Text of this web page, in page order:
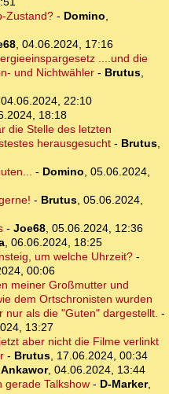
Zustand?- Domino,
, 04.06.2024, 17:16
....und die
und Nichtwähler - Brutus,
04.06.2024, 22:10
18:18
die Stelle des letzten
herausgesucht - Brutus,
- Domino, 05.06.2024,
- Brutus, 05.06.2024,
- Joe68, 05.06.2024, 12:36
, 06.06.2024, 18:25
um welche Uhrzeit?-
00:06
meiner Großmutter und
dem Ortschronisten wurden
nur als die "Guten" dargestellt. -
13:27
aber nicht die Filme verlinkt
- Brutus, 17.06.2024, 00:34
Ankawor, 04.06.2024, 13:44
gerade Talkshow- D-Marker,